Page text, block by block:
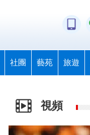
社團 藝苑 旅遊
視頻